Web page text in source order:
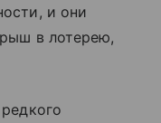
и они
в лотерею,
редкого